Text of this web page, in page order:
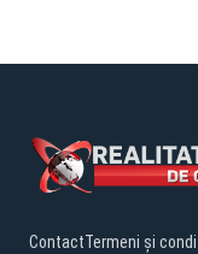
ContactTermeni și